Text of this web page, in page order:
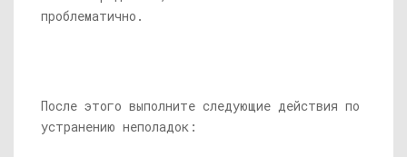
проблематично.
После этого выполните следующие действия по
устранению неполадок: